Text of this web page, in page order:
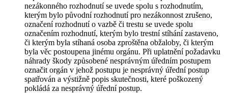
nezákonného rozhodnutí se uvede spolu s rozhodnutím,
kterým bylo původní rozhodnutí pro nezákonnost zrušeno,
označení rozhodnutí o vazbě či trestu se uvede spolu
označením rozhodnutí, kterým bylo trestní stíhání zastaveno,
či kterým byla stíhaná osoba zproštěna obžaloby, či kterým
byla věc postoupena jinému orgánu. Při uplatnění požadavku
náhrady škody způsobené nesprávným úředním postupem
označit orgán v jehož postupu je nesprávný úřední postup
spatřován a výstižně popis skutečnosti, které poškozený
pokládá za nesprávný úřední postup.